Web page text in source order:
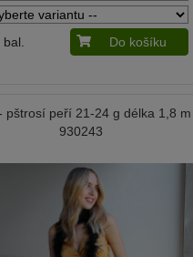
bal. Do košíku
pštrosí peří 21-24 g délka 1,8 m
930243